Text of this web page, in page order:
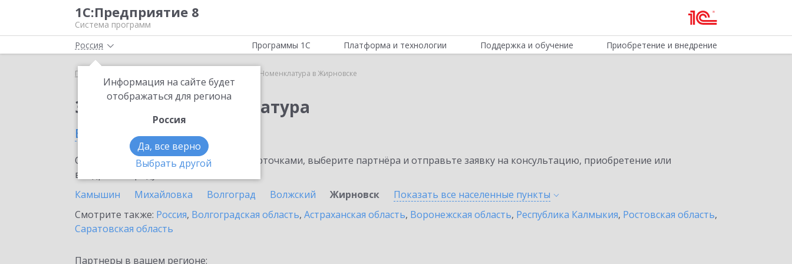
1С:Предприятие 8
Система программ
Россия
Информация на сайте будет
отображаться для региона
Россия
Да, все верно
Выбрать другой
Программы 1С Платформа и технологии Поддержка и обучение Приобретение и внедрение
Главная 1С:Номенклатура в Жирновске
Заказать 1С:Номенклатура
в Жирновске
Ознакомьтесь с информационными карточками, выберите партнёра и отправьте заявку на консультацию, приобретение или
внедрение продукта.
Камышин
Михайловка Волгоград Волжский Жирновск Показать все населенные пункты
Смотрите также: Россия, Волгоградская область, Астраханская область, Воронежская область, Республика Калмыкия, Ростовская область,
Саратовская область
Партнеры в вашем регионе: